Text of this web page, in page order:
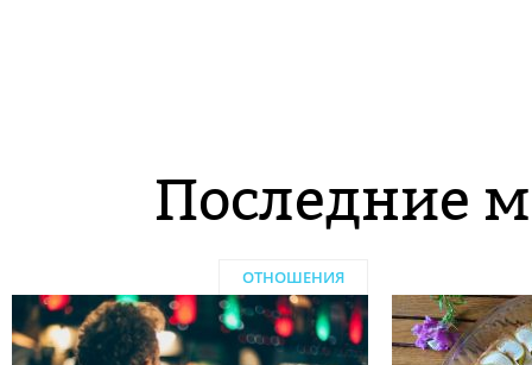
Последние
ОТНОШЕНИЯ